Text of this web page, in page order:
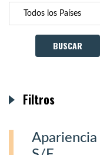
Apariencia
Filtros